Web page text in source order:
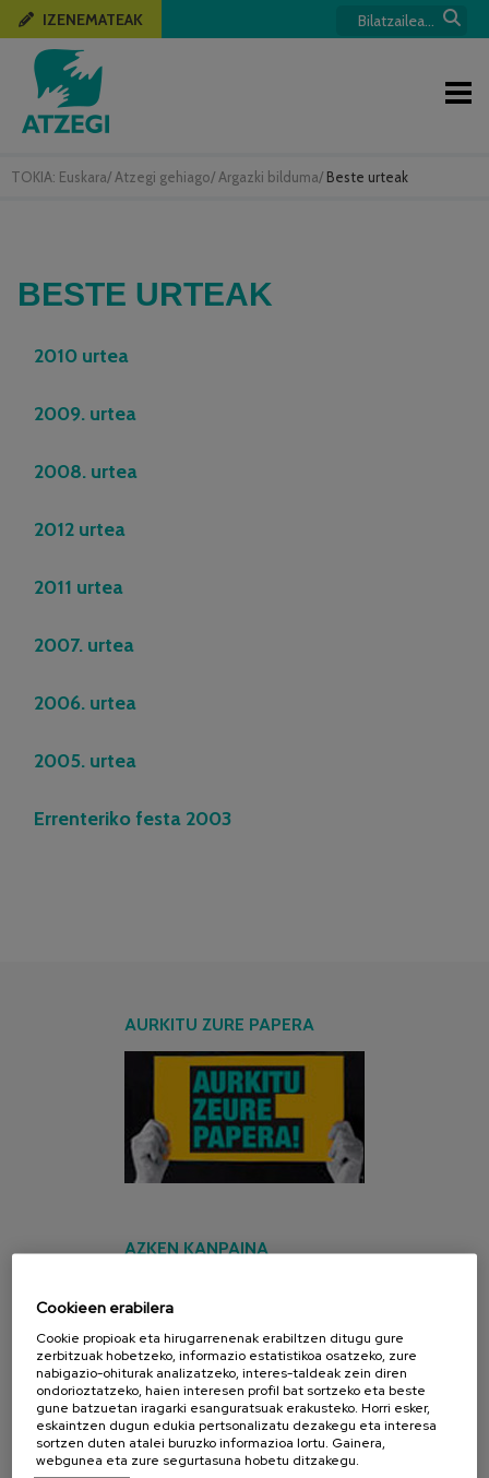
TOKIA: Euskara/ Atzegi gehiago/ Argazki bilduma/ Beste urteak
IZENEMATEAK
BESTE URTEAK
2010 urtea
2009. urtea
2008. urtea
2012 urtea
2011 urtea
2007. urtea
2006. urtea
2005. urtea
Errenteriko festa 2003
AURKITU ZURE PAPERA
AZKEN KANPAINA
Cookieen erabilera
Cookie propioak eta hirugarrenenak erabiltzen ditugu gure
zerbitzuak hobetzeko, informazio estatistikoa osatzeko, zure
nabigazio-ohiturak analizatzeko, interes-taldeak zein diren
ondorioztatzeko, haien interesen profil bat sortzeko eta beste
gune batzuetan iragarki esanguratsuak erakusteko. Horri esker,
eskaintzen dugun edukia pertsonalizatu dezakegu eta interesa
sortzen duten atalei buruzko informazioa lortu. Gainera,
webgunea eta zure segurtasuna hobetu ditzakegu.